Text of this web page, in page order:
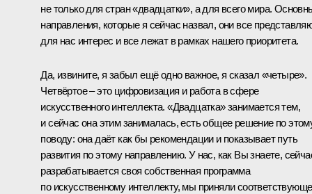
не только для стран «двадцатки», а для всего мира.
направления, которые я сейчас назвал, они все
для нас интерес и все лежат в рамках нашего приоритета.
Да, извините, я забыл ещё одно важное, я сказал «четыре».
Четвёртое – это цифровизация и работа в сфере
искусственного интеллекта. «Двадцатка» занимается тем,
и сейчас она этим занималась, есть общее решение по
поводу: она даёт как бы рекомендации и показывает путь
развития по этому направлению. У нас, как Вы знаете,
разрабатывается своя собственная программа
по искусственному интеллекту, мы приняли